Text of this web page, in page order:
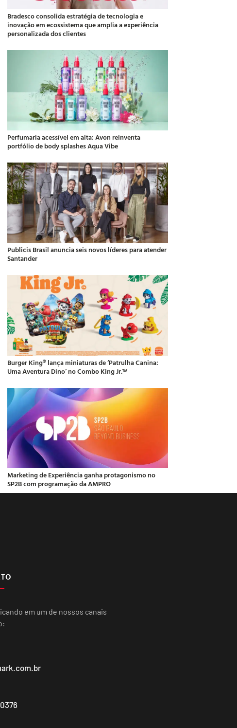
Bradesco consolida estratégia de tecnologia e
inovação em ecossistema que amplia a experiência
personalizada dos clientes
Perfumaria acessível em alta: Avon reinventa
portfólio de body splashes Aqua Vibe
Publicis Brasil anuncia seis novos líderes para atender
Santander
Burger King® lança miniaturas de ‘Patrulha Canina:
Uma Aventura Dino’ no Combo King Jr.™
Marketing de Experiência ganha protagonismo no
SP2B com programação da AMPRO
em um de nossos canais